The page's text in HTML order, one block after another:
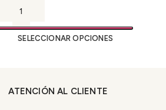
SELECCIONAR OPCIONES
ATENCIÓN AL CLIENTE